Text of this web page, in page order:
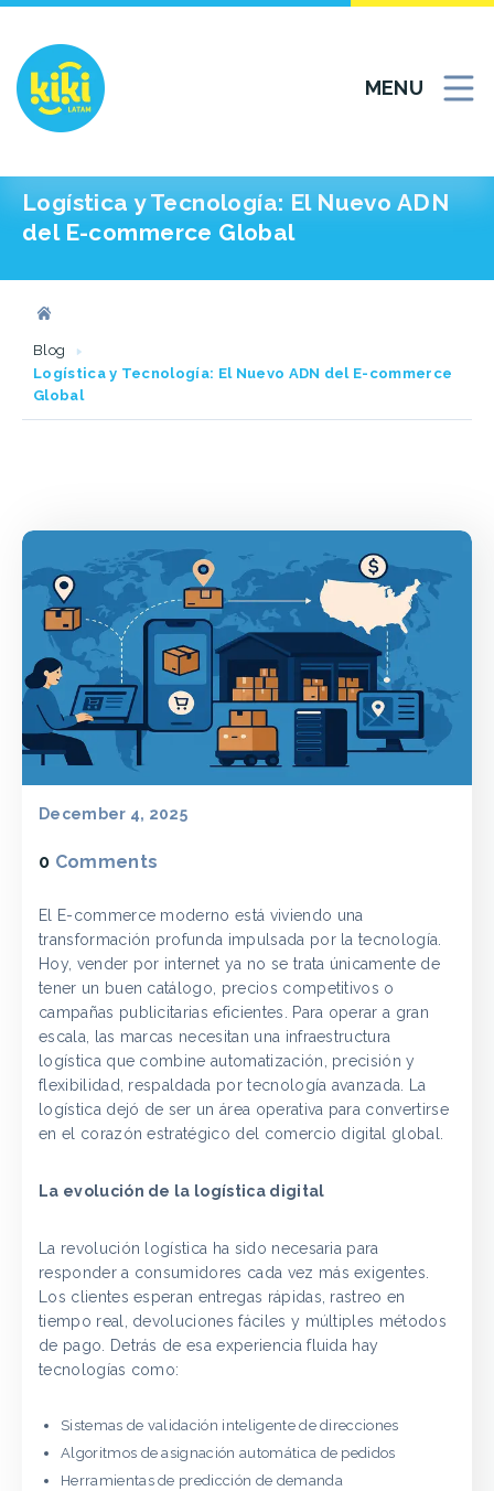
Skip
content
MENU
Logística y Tecnología: El Nuevo ADN
del E-commerce Global
Blog
Logística y Tecnología: El Nuevo ADN del E-commerce
Global
December 4, 2025
0 Comments
El E-commerce moderno está viviendo una
transformación profunda impulsada por la tecnología.
Hoy, vender por internet ya no se trata únicamente de
tener un buen catálogo, precios competitivos o
campañas publicitarias eficientes. Para operar a gran
escala, las marcas necesitan una infraestructura
logística que combine automatización, precisión y
flexibilidad, respaldada por tecnología avanzada. La
logística dejó de ser un área operativa para convertirse
en el corazón estratégico del comercio digital global.
La evolución de la logística digital
La revolución logística ha sido necesaria para
responder a consumidores cada vez más exigentes.
Los clientes esperan entregas rápidas, rastreo en
tiempo real, devoluciones fáciles y múltiples métodos
de pago. Detrás de esa experiencia fluida hay
tecnologías como:
Sistemas de validación inteligente de direcciones
Algoritmos de asignación automática de pedidos
Herramientas de predicción de demanda